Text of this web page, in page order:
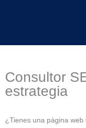
Consultor
estrategia
¿Tienes una página